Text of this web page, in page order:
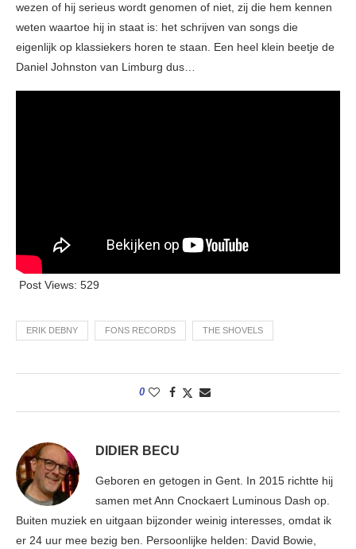
wezen of hij serieus wordt genomen of niet, zij die hem kennen
weten waartoe hij in staat is: het schrijven van songs die
eigenlijk op klassiekers horen te staan. Een heel klein beetje de
Daniel Johnston van Limburg dus…
Post Views: 529
ERIK DEBNY FONS RECORDS THE SHOVELS
0
DIDIER BECU
Geboren en getogen in Gent. In 2015 richtte hij
samen met Ann Cnockaert Luminous Dash op.
Buiten muziek en uitgaan bijzonder weinig interesses, omdat ik
er 24 uur mee bezig ben. Persoonlijke helden: David Bowie,